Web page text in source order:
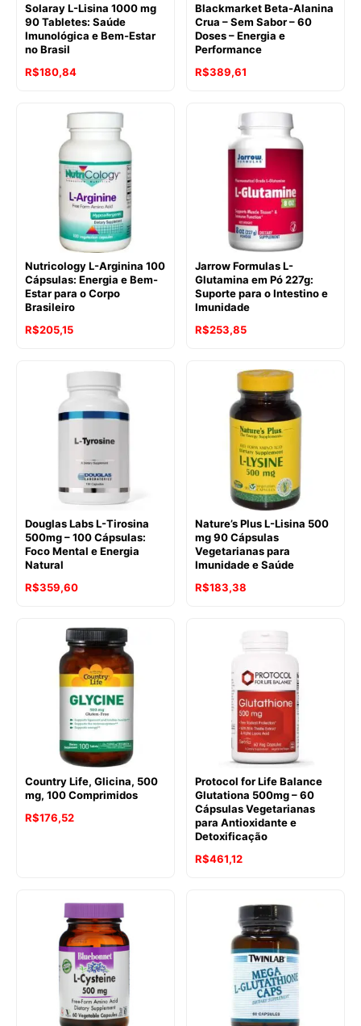
Solaray L-Lisina 1000 mg
90 Tabletes: Saúde
Imunológica e Bem-Estar
no Brasil
R$180,84
Blackmarket Beta-Alanina
Crua – Sem Sabor – 60
Doses – Energia e
Performance
R$389,61
Nutricology L-Arginina 100
Cápsulas: Energia e Bem-
Estar para o Corpo
Brasileiro
R$205,15
Jarrow Formulas L-
Glutamina em Pó 227g:
Suporte para o Intestino e
Imunidade
R$253,85
Douglas Labs L-Tirosina
500mg – 100 Cápsulas:
Foco Mental e Energia
Natural
R$359,60
Nature’s Plus L-Lisina 500
mg 90 Cápsulas
Vegetarianas para
Imunidade e Saúde
R$183,38
Country Life, Glicina, 500
mg, 100 Comprimidos
R$176,52
Protocol for Life Balance
Glutationa 500mg – 60
Cápsulas Vegetarianas
para Antioxidante e
Detoxificação
R$461,12